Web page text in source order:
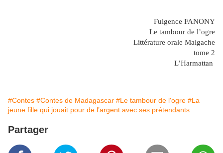
Fulgence FANONY
Le tambour de l’ogre
Littérature orale Malgache
tome 2
L’Harmattan
#Contes #Contes de Madagascar #Le tambour de l'ogre #La
jeune fille qui jouait pour de l’argent avec ses prétendants
Partager